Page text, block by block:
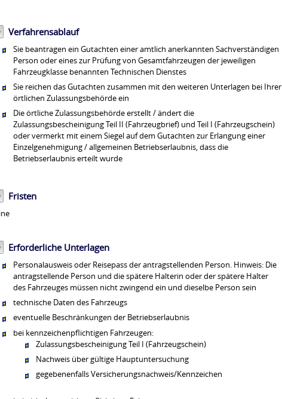
Verfahrensablauf
Sie beantragen ein Gutachten einer amtlich anerkannten Sachverständigen
Person oder eines zur Prüfung von Gesamtfahrzeugen der jeweiligen
Fahrzeugklasse benannten Technischen Dienstes
Sie reichen das Gutachten zusammen mit den weiteren Unterlagen bei Ihrer
örtlichen Zulassungsbehörde ein
Die örtliche Zulassungsbehörde erstellt / ändert die
Zulassungsbescheinigung Teil II (Fahrzeugbrief) und Teil I (Fahrzeugschein)
oder vermerkt mit einem Siegel auf dem Gutachten zur Erlangung einer
Einzelgenehmigung / allgemeinen Betriebserlaubnis, dass die
Betriebserlaubnis erteilt wurde
Fristen
Erforderliche Unterlagen
Personalausweis oder Reisepass der antragstellenden Person. Hinweis: Die
antragstellende Person und die spätere Halterin oder der spätere Halter
des Fahrzeuges müssen nicht zwingend ein und dieselbe Person sein
technische Daten des Fahrzeugs
eventuelle Beschränkungen der Betriebserlaubnis
bei kennzeichenpflichtigen Fahrzeugen:
Zulassungsbescheinigung Teil I (Fahrzeugschein)
Nachweis über gültige Hauptuntersuchung
gegebenenfalls Versicherungsnachweis/Kennzeichen